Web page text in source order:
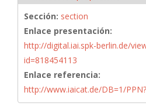
Sección: section
Enlace presentación:
http://digital.iai.spk-berlin.de/
id=818454113
Enlace referencia:
http://www.iaicat.de/DB=1/